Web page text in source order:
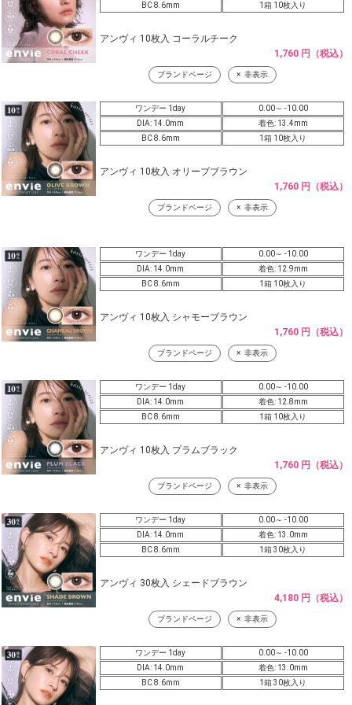
BC 8.6mm
1箱 10枚入り
アンヴィ 10枚入 コーラルチーク
1,760 円（税込）
ブランドページ 非表示
ワンデー 1day
0.00～ -10.00
DIA: 14.0mm
着色: 13.4mm
BC 8.6mm
1箱 10枚入り
アンヴィ 10枚入 オリーブブラウン
1,760 円（税込）
ブランドページ 非表示
ワンデー 1day
0.00～ -10.00
DIA: 14.0mm
着色: 12.9mm
BC 8.6mm
1箱 10枚入り
アンヴィ 10枚入 シャモーブラウン
1,760 円（税込）
ブランドページ 非表示
ワンデー 1day
0.00～ -10.00
DIA: 14.0mm
着色: 12.8mm
BC 8.6mm
1箱 10枚入り
アンヴィ 10枚入 プラムブラック
1,760 円（税込）
ブランドページ 非表示
ワンデー 1day
0.00～ -10.00
DIA: 14.0mm
着色: 13.0mm
BC 8.6mm
1箱 30枚入り
アンヴィ 30枚入 シェードブラウン
4,180 円（税込）
ブランドページ 非表示
ワンデー 1day
0.00～ -10.00
DIA: 14.0mm
着色: 13.0mm
BC 8.6mm
1箱 30枚入り